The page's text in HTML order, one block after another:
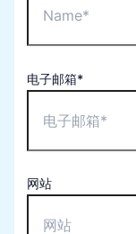
电子邮箱*
网站